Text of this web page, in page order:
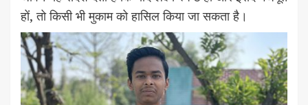
हों, तो किसी भी मुकाम को हासिल किया जा सकता है।